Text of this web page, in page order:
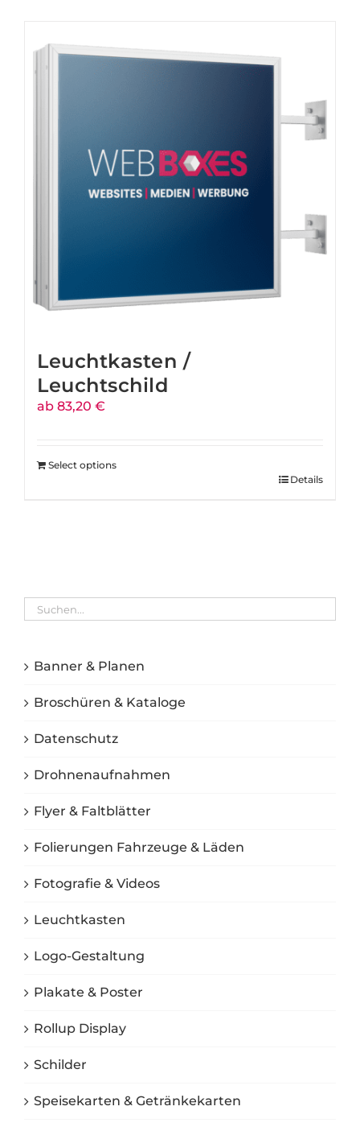
Leuchtkasten /
Leuchtschild
ab 83,20 €
Select options
Details
Banner & Planen
Broschüren & Kataloge
Datenschutz
Drohnenaufnahmen
Flyer & Faltblätter
Folierungen Fahrzeuge & Läden
Fotografie & Videos
Leuchtkasten
Logo-Gestaltung
Plakate & Poster
Rollup Display
Schilder
Speisekarten & Getränkekarten